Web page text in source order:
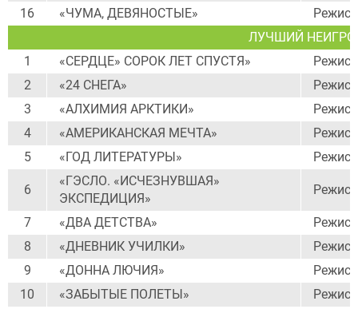
16
«ЧУМА, ДЕВЯНОСТЫЕ»
ЛУЧШИЙ
1
«СЕРДЦЕ» СОРОК ЛЕТ СПУСТЯ»
2
«24 СНЕГА»
3
«АЛХИМИЯ АРКТИКИ»
4
«АМЕРИКАНСКАЯ МЕЧТА»
5
«ГОД ЛИТЕРАТУРЫ»
6
«ГЭСЛО. «ИСЧЕЗНУВШАЯ»
ЭКСПЕДИЦИЯ»
7 «ДВА ДЕТСТВА»
8
«ДНЕВНИК УЧИЛКИ»
9
«ДОННА ЛЮЧИЯ»
10
«ЗАБЫТЫЕ ПОЛЕТЫ»